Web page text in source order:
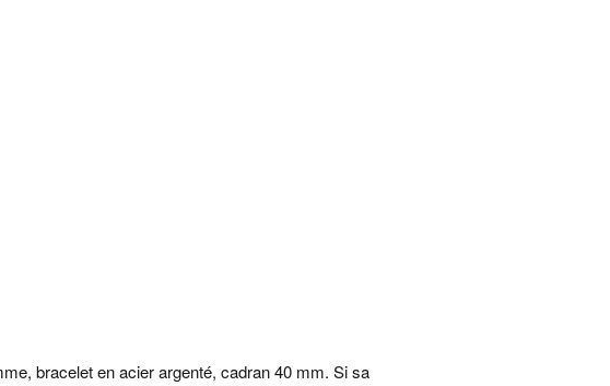
bracelet en acier argenté, cadran 40 mm. Si sa